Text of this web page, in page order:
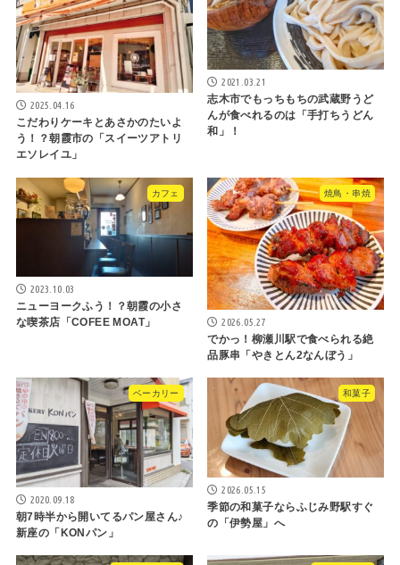
2025.04.16
こだわりケーキとあさかのたいよ
う！？朝霞市の「スイーツアトリ
エソレイユ」
2021.03.21
志木市でもっちもちの武蔵野うど
んが食べれるのは「手打ちうどん
和」！
カフェ
2023.10.03
ニューヨークふう！？朝霞の小さ
な喫茶店「COFEE MOAT」
焼鳥・串焼
2026.05.27
でかっ！柳瀬川駅で食べられる絶
品豚串「やきとん2なんぼう」
ベーカリー
2020.09.18
朝7時半から開いてるパン屋さん♪
新座の「KONパン」
和菓子
2026.05.15
季節の和菓子ならふじみ野駅すぐ
の「伊勢屋」へ